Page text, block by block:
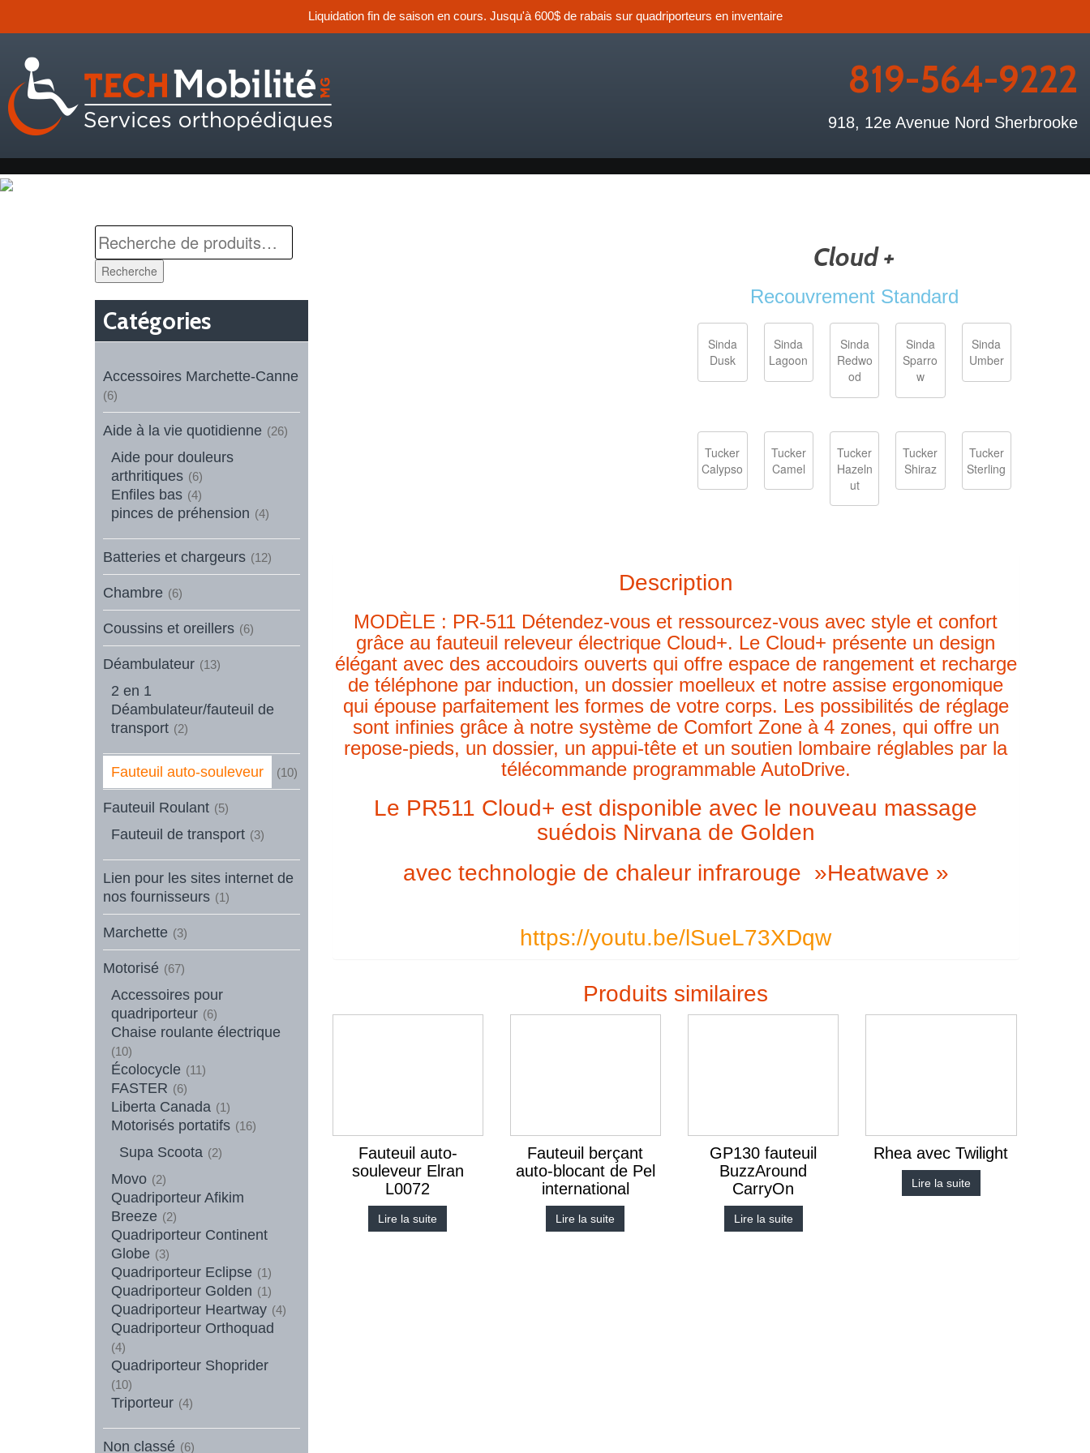
Liquidation fin de saison en cours. Jusqu'à 600$ de rabais sur quadriporteurs en inventaire
819-564-9222
918, 12e Avenue Nord Sherbrooke
Recherche
Catégories
Accessoires Marchette-Canne
(6)
Aide à la vie quotidienne (26)
Aide pour douleurs
arthritiques (6)
Enfiles bas (4)
pinces de préhension (4)
Batteries et chargeurs (12)
Chambre (6)
Coussins et oreillers (6)
Déambulateur (13)
2 en 1
Déambulateur/fauteuil de
transport (2)
Fauteuil auto-souleveur (10)
Fauteuil Roulant (5)
Fauteuil de transport (3)
Lien pour les sites internet de
nos fournisseurs (1)
Marchette (3)
Motorisé (67)
Accessoires pour
quadriporteur (6)
Chaise roulante électrique
(10)
Écolocycle (11)
FASTER (6)
Liberta Canada (1)
Motorisés portatifs (16)
Supa Scoota (2)
Movo (2)
Quadriporteur Afikim
Breeze (2)
Quadriporteur Continent
Globe (3)
Quadriporteur Eclipse (1)
Quadriporteur Golden (1)
Quadriporteur Heartway (4)
Quadriporteur Orthoquad
(4)
Quadriporteur Shoprider
(10)
Triporteur (4)
Non classé (6)
Cloud +
Recouvrement Standard
Sinda
Dusk
Sinda
Lagoon
Sinda
Redwo
od
Sinda
Sparro
w
Sinda
Umber
Tucker
Calypso
Tucker
Camel
Tucker
Hazeln
ut
Tucker
Shiraz
Tucker
Sterling
Description
MODÈLE : PR-511 Détendez-vous et ressourcez-vous avec style et confort
grâce au fauteuil releveur électrique Cloud+. Le Cloud+ présente un design
élégant avec des accoudoirs ouverts qui offre espace de rangement et recharge
de téléphone par induction, un dossier moelleux et notre assise ergonomique
qui épouse parfaitement les formes de votre corps. Les possibilités de réglage
sont infinies grâce à notre système de Comfort Zone à 4 zones, qui offre un
repose-pieds, un dossier, un appui-tête et un soutien lombaire réglables par la
télécommande programmable AutoDrive.
Le PR511 Cloud+ est disponible avec le nouveau massage
suédois Nirvana de Golden
avec technologie de chaleur infrarouge »Heatwave »
https://youtu.be/lSueL73XDqw
Produits similaires
Fauteuil auto-
souleveur Elran
L0072
Lire la suite
Fauteuil berçant
auto-blocant de Pel
international
Lire la suite
GP130 fauteuil
BuzzAround
CarryOn
Lire la suite
Rhea avec Twilight
Lire la suite